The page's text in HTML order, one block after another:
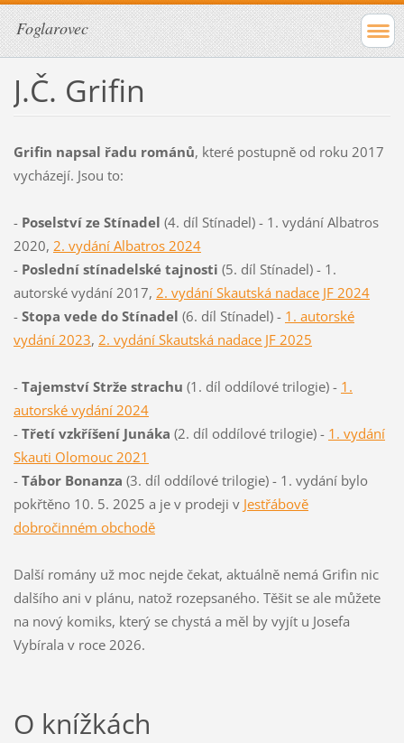
Foglarovec
J.Č. Grifin
Grifin napsal řadu románů, které postupně od roku 2017
vycházejí. Jsou to:
- Poselství ze Stínadel (4. díl Stínadel) - 1. vydání Albatros
2020, 2. vydání Albatros 2024
- Poslední stínadelské tajnosti (5. díl Stínadel) - 1.
autorské vydání 2017, 2. vydání Skautská nadace JF2024
- Stopa vede do Stínadel (6. díl Stínadel) - 1. autorské
vydání 2023, 2. vydání Skautská nadace JF 2025
- Tajemství Strže strachu (1. díl oddílové trilogie) - 1.
autorské vydání 2024
- Třetí vzkříšení Junáka (2. díl oddílové trilogie) - 1. vydání
Skauti Olomouc 2021
- Tábor Bonanza (3. díl oddílové trilogie) - 1. vydání bylo
pokřtěno 10. 5. 2025 a je v prodeji v Jestřábově
dobročinném obchodě
Další romány už moc nejde čekat, aktuálně nemá Grifin nic
dalšího ani v plánu, natož rozepsaného. Těšit se ale můžete
na nový komiks, který se chystá a měl by vyjít u Josefa
Vybírala v roce 2026.
O knížkách